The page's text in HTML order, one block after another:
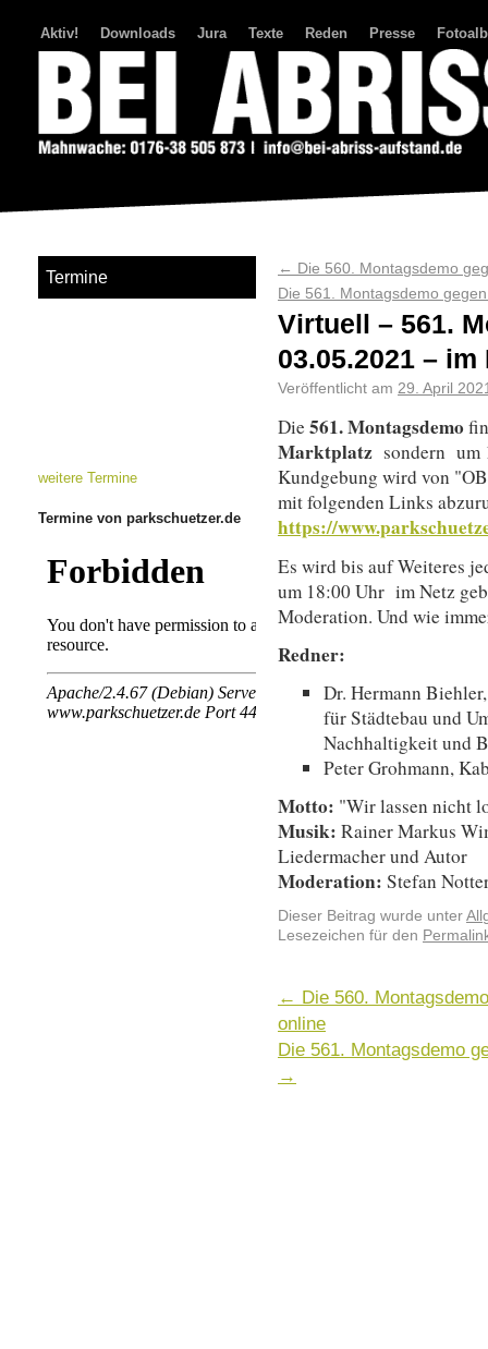
Aktiv! Downloads Jura Texte Reden Presse
← Die 560. Montagsdemo
Die 561. Montagsdemo
Virtuell – 561.
03.05.2021 – im
Veröffentlicht am 29. April
Die 561. Montagsdemo
Marktplatz sondern um
Kundgebung wird von
mit folgenden Links
https://
Es wird bis auf Weiteres
um 18:00 Uhr im Netz
Moderation. Und wie
Redner:
Dr. Hermann
für Städtebau und
Nachhaltigkeit und
Peter Grohmann,
Motto: "Wir lassen nicht
Musik: Rainer Markus
Liedermacher und Autor
Moderation: Stefan
Dieser Beitrag wurde unter
Lesezeichen für den
← Die 560.
online
Die 561. Montagsdemo
→
Termine
weitere Termine
Termine von parkschuetzer.de